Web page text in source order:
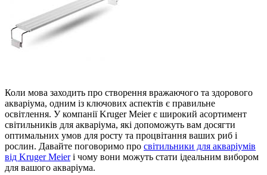
Коли мова заходить про створення вражаючого та здорового
акваріума, одним із ключових аспектів є правильне
освітлення. У компанії Kruger Meier є широкий асортимент
світильників для акваріума, які допоможуть вам досягти
оптимальних умов для росту та процвітання ваших риб і
рослин. Давайте поговоримо про світильники для акваріумів
від Kruger Meierі чому вони можуть стати ідеальним вибором
для вашого акваріума.